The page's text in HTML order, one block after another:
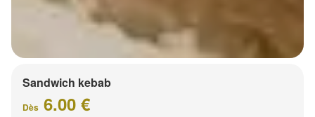
Sandwich kebab
Dès 6.00 €